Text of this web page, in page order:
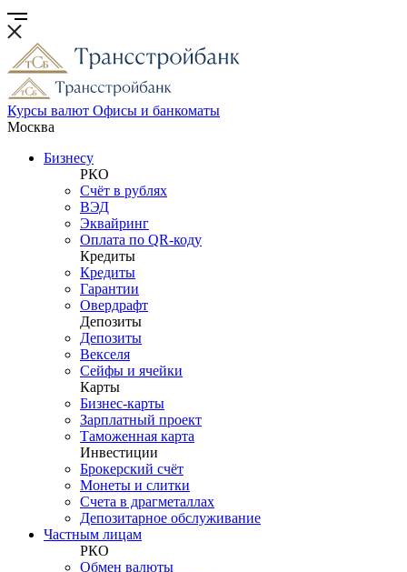
Курсы валют Офисы и банкоматы
Москва
Бизнесу
РКО
Счёт в рублях
ВЭД
Эквайринг
Оплата по QR-коду
Кредиты
Кредиты
Гарантии
Овердрафт
Депозиты
Депозиты
Векселя
Сейфы и ячейки
Карты
Бизнес-карты
Зарплатный проект
Таможенная карта
Инвестиции
Брокерский счёт
Монеты и слитки
Счета в драгметаллах
Депозитарное обслуживание
Частным лицам
РКО
Обмен валюты